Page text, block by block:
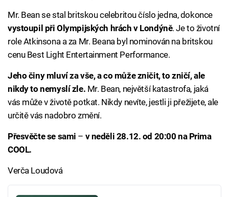
Mr. Bean se stal britskou celebritou číslo jedna, dokonce
vystoupil při Olympijských hrách v Londýně. Je to životní
role Atkinsona a za Mr. Beana byl nominován na britskou
cenu Best Light Entertainment Performance.
Jeho činy mluví za vše, a co může zničit, to zničí, ale
nikdy to nemyslí zle. Mr. Bean, největší katastrofa, jaká
vás může v životě potkat. Nikdy nevíte, jestli ji přežijete, ale
určitě vás nadobro změní.
Přesvěčte se sami – v neděli 28.12. od 20:00 na Prima
COOL.
Verča Loudová